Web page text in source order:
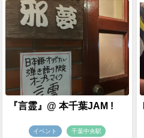
『言霊』@ 本千葉JAM !
イベント 千葉中央駅